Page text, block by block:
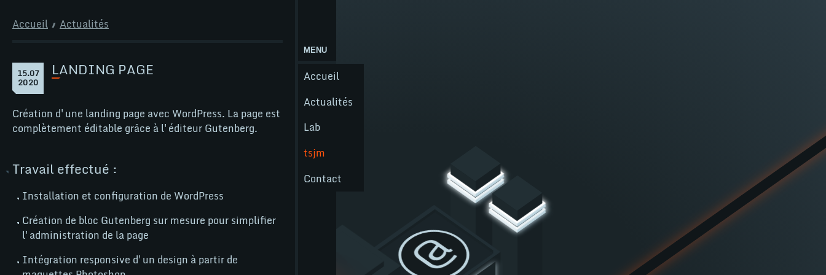
contenu
Menu
MENU
Accueil
Actualités
Lab
tsjm
Contact
Accueil Actualités
Page
Landing
page
15.07
2020
15
juillet
LANDING PAGE
Création d'une landing page avec WordPress. La page est
complètement éditable grâce à l'éditeur Gutenberg.
Travail effectué :
Installation et configuration de WordPress
Création de bloc Gutenberg sur mesure pour simplifier
l'administration de la page
Intégration responsive d'un design à partir de
@